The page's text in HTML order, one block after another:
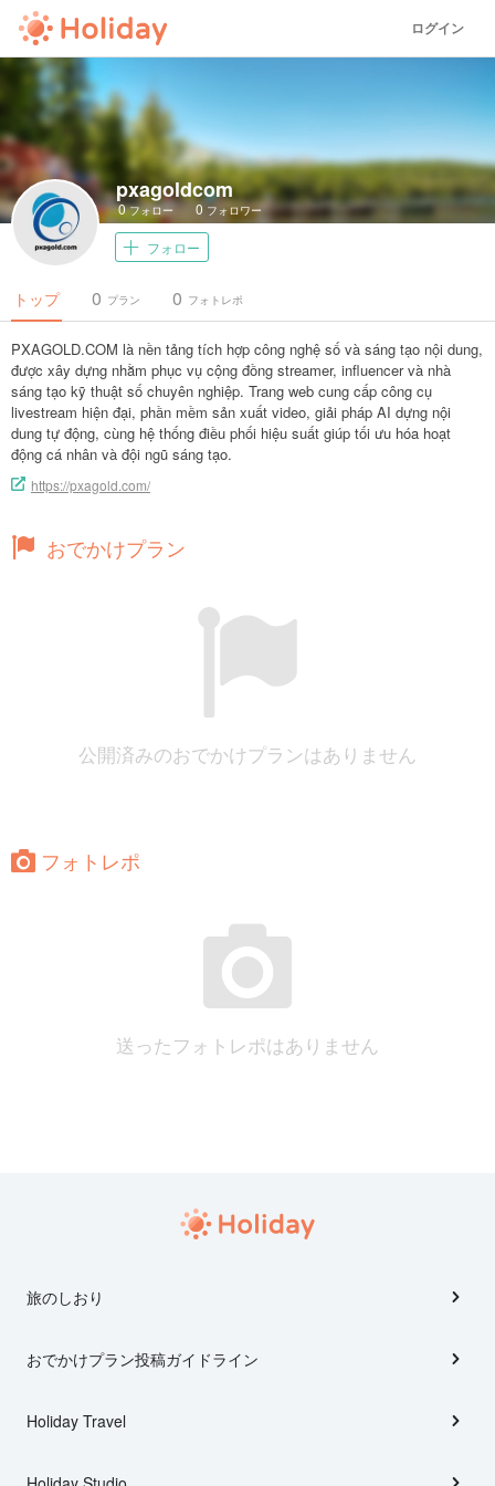
ログイン
pxagoldcom
0フォロー 0 フォロワー
フォロー
トップ プラン
0 フォトレポ
0
PXAGOLD.COM là nền tảng tích hợp công nghệ số và sáng tạo nội dung,
được xây dựng nhằm phục vụ cộng đồng streamer, influencer và nhà
sáng tạo kỹ thuật số chuyên nghiệp. Trang web cung cấp công cụ
livestream hiện đại, phần mềm sản xuất video, giải pháp AI dựng nội
dung tự động, cùng hệ thống điều phối hiệu suất giúp tối ưu hóa hoạt
động cá nhân và đội ngũ sáng tạo.
https://pxagold.com/
おでかけプラン
公開済みのおでかけプランはありません
フォトレポ
送ったフォトレポはありません
旅のしおり
おでかけプラン投稿ガイドライン
Holiday Travel